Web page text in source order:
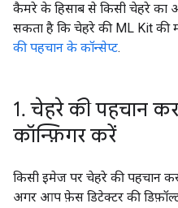
कैमरे के हिसाब से किसी चेहरे का
सकता है कि चेहरे की ML Kit की
की पहचान के कॉन्सेप्ट.
1. चेहरे की पहचान
कॉन्फ़िगर करें
किसी इमेज पर चेहरे की पहचान
अगर आप फ़ेस डिटेक्टर की